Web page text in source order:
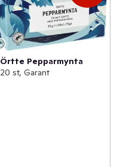
Örtte Pepparmynta
20 st, Garant